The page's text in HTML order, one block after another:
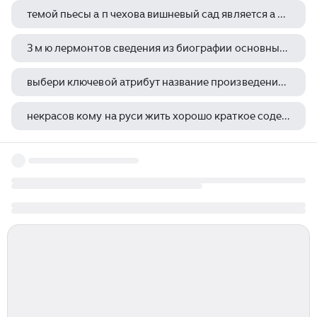
темой пьесы а п чехова вишневый сад является а судьба россии ее будущее
3 м ю лермонтов сведения из биографии основные мотивы лирики мотивы одиночества поэт и общество
выбери ключевой атрибут название произведения мертвые души автор гоголь век 19
некрасов кому на руси жить хорошо краткое содержание по главам брифли